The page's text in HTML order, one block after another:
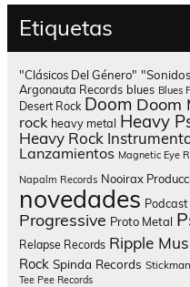
Etiquetas
"Clásicos Del Género"
Argonauta Records blues Blues
Desert Rock Doom Doom
rock heavy metal Heavy
Heavy Rock
Lanzamientos Magnetic Eye
Napalm Records Nooirax
novedades Podcast
Progressive Proto Metal
Relapse Records Ripple
Rock Spinda Records
Tee Pee Records